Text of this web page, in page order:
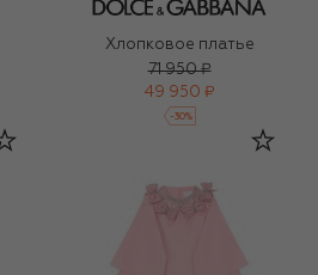
Хлопковое платье
71 950 ₽
49 950 ₽
-30%